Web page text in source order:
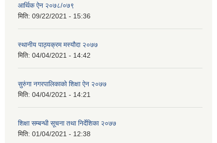
आर्थिक ऐन २०७८/०७९
मिति: 09/22/2021 - 15:36
स्थानीय पाठ्यक्रम मस्यौदा २०७७
मिति: 04/04/2021 - 14:42
सुरुंगा नगरपालिकाको शिक्षा ऐन २०७७
मिति: 04/04/2021 - 14:21
शिक्षा सम्बन्धी सूचना तथा निर्देशिका २०७७
मिति: 01/04/2021 - 12:38